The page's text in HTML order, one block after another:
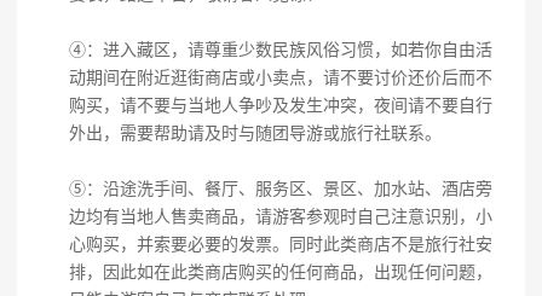
④：进入藏区，请尊重少数民族风俗习惯，如若你自由活
动期间在附近逛街商店或小卖点，请不要讨价还价后而不
购买，请不要与当地人争吵及发生冲突，夜间请不要自行
外出，需要帮助请及时与随团导游或旅行社联系。
⑤：沿途洗手间、餐厅、服务区、景区、加水站、酒店旁
边均有当地人售卖商品，请游客参观时自己注意识别，小
心购买，并索要必要的发票。同时此类商店不是旅行社安
排，因此如在此类商店购买的任何商品，出现任何问题，